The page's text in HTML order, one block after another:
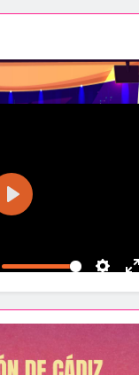
Santa
1 Semana
La
Parques
La
2 Semanas
2 Semanas